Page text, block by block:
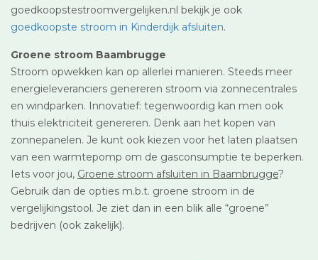
goedkoopstestroomvergelijken.nl bekijk je ook
goedkoopste stroom in Kinderdijk afsluiten.
Groene stroom Baambrugge
Stroom opwekken kan op allerlei manieren. Steeds meer
energieleveranciers genereren stroom via zonnecentrales
en windparken. Innovatief: tegenwoordig kan men ook
thuis elektriciteit genereren. Denk aan het kopen van
zonnepanelen. Je kunt ook kiezen voor het laten plaatsen
van een warmtepomp om de gasconsumptie te beperken.
Iets voor jou, Groene stroom afsluiten in Baambrugge?
Gebruik dan de opties m.b.t. groene stroom in de
vergelijkingstool. Je ziet dan in een blik alle “groene”
bedrijven (ook zakelijk).